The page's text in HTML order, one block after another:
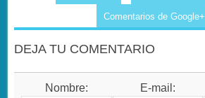
Comentarios de Google+
DEJA TU COMENTARIO
Nombre: E-mail: